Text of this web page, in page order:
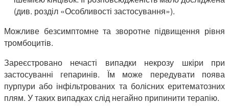
(див. розділ «Особливості застосування»).
Можливе безсимптомне та зворотне підвищення рівня
тромбоцитів.
Зареєстровано нечасті випадки некрозу шкіри при
застосуванні гепаринів. Їм може передувати поява
пурпури або інфільтрованих та болісних еритематозних
плям. У таких випадках слід негайно припинити терапію.